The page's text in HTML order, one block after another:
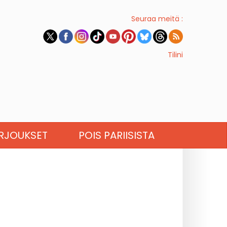
Seuraa meitä :
Tilini
POIS PARIISISTA